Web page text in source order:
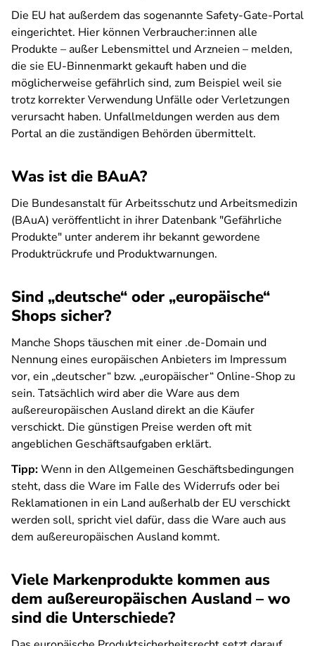
Die EU hat außerdem das sogenannte Safety-Gate-Portal
eingerichtet. Hier können Verbraucher:innen alle
Produkte – außer Lebensmittel und Arzneien – melden,
die sie EU-Binnenmarkt gekauft haben und die
möglicherweise gefährlich sind, zum Beispiel weil sie
trotz korrekter Verwendung Unfälle oder Verletzungen
verursacht haben. Unfallmeldungen werden aus dem
Portal an die zuständigen Behörden übermittelt.
Was ist die BAuA?
Die Bundesanstalt für Arbeitsschutz und Arbeitsmedizin
(BAuA) veröffentlicht in ihrer Datenbank "Gefährliche
Produkte" unter anderem ihr bekannt gewordene
Produktrückrufe und Produktwarnungen.
Sind „deutsche“ oder „europäische“
Shops sicher?
Manche Shops täuschen mit einer .de-Domain und
Nennung eines europäischen Anbieters im Impressum
vor, ein „deutscher“ bzw. „europäischer“ Online-Shop zu
sein. Tatsächlich wird aber die Ware aus dem
außereuropäischen Ausland direkt an die Käufer
verschickt. Die günstigen Preise werden oft mit
angeblichen Geschäftsaufgaben erklärt.
Tipp:Wenn in den Allgemeinen Geschäftsbedingungen
steht, dass die Ware im Falle des Widerrufs oder bei
Reklamationen in ein Land außerhalb der EU verschickt
werden soll, spricht viel dafür, dass die Ware auch aus
dem außereuropäischen Ausland kommt.
Viele Markenprodukte kommen aus
dem außereuropäischen Ausland – wo
sind die Unterschiede?